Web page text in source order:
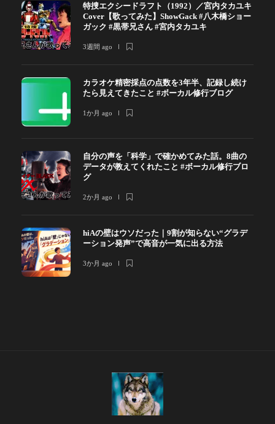
特捜エクシードラフト（1992）／宮内タカユキ
Cover【歌ってみた】ShowGack #八木橋ショー
ガック #黒帯兄さん #宮内タカユキ
3週間 ago
カラオケ精密採点の点数を3年半、記録し続け
たら見えてきたこと #ボーカル修行ブログ
1か月 ago
自分の声を「科学」で確かめてみた話。8曲の
データが教えてくれたこと #ボーカル修行ブロ
グ
2か月 ago
hiAの壁はウソだった｜9割が知らない“グラデ
ーション発声”で高音が一気に出る方法
3か月 ago